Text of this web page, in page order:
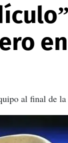
al final de